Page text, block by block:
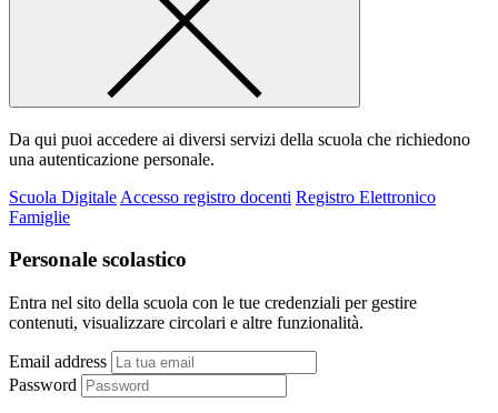
Da qui puoi accedere ai diversi servizi della scuola che richiedono
una autenticazione personale.
Scuola Digitale Accesso registro docenti Registro Elettronico
Famiglie
Personale scolastico
Entra nel sito della scuola con le tue credenziali per gestire
contenuti, visualizzare circolari e altre funzionalità.
Email address
Password